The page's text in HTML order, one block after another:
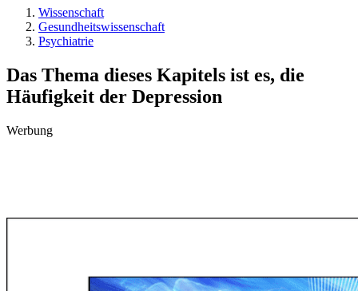
Wissenschaft
Gesundheitswissenschaft
Psychiatrie
Das Thema dieses Kapitels ist es, die
Häufigkeit der Depression
Werbung